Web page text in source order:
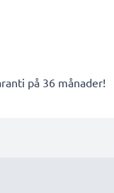
på 36 månader!